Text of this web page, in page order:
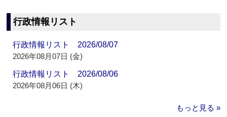
行政情報リスト
行政情報リスト 2026/08/07
2026年08月07日 (金)
行政情報リスト 2026/08/06
2026年08月06日 (木)
もっと見る »